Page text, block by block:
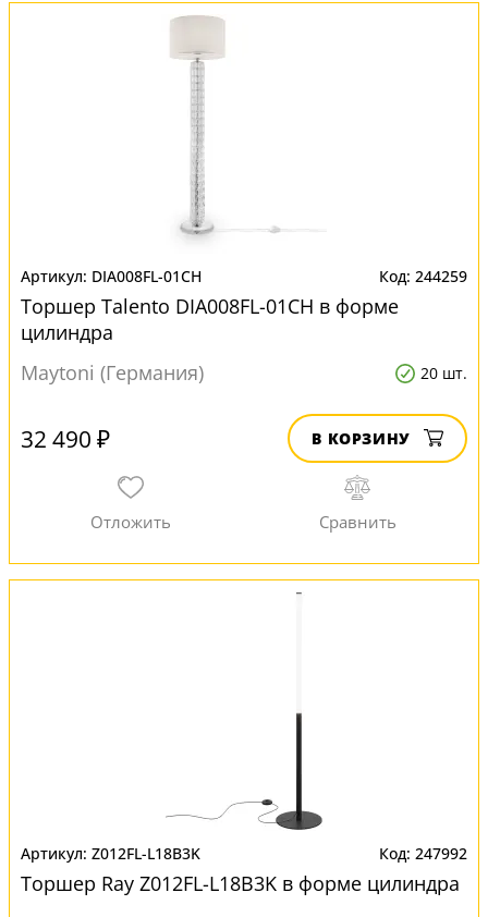
DIA008FL-01CH 244259
Торшер Talento DIA008FL-01CH в форме
цилиндра
Maytoni (Германия)
20 шт.
32 490 ₽ В КОРЗИНУ
Z012FL-L18B3K 247992
Торшер Ray Z012FL-L18B3K в форме цилиндра